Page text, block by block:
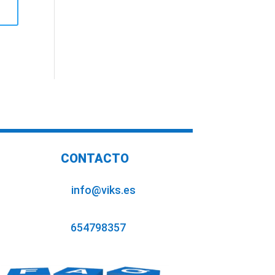
CONTACTO
info@viks.es
654798357